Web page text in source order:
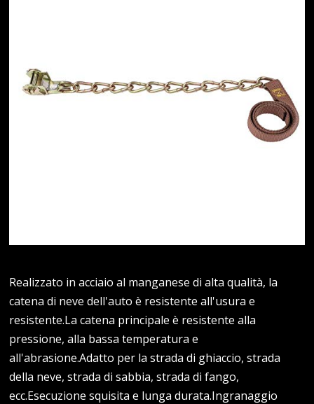
Realizzato in acciaio al manganese di alta qualità, la
catena di neve dell'auto è resistente all'usura e
resistente.La catena principale è resistente alla
pressione, alla bassa temperatura e
all'abrasione.Adatto per la strada di ghiaccio, strada
della neve, strada di sabbia, strada di fango,
ecc.Esecuzione squisita e lunga durata.Ingranaggio